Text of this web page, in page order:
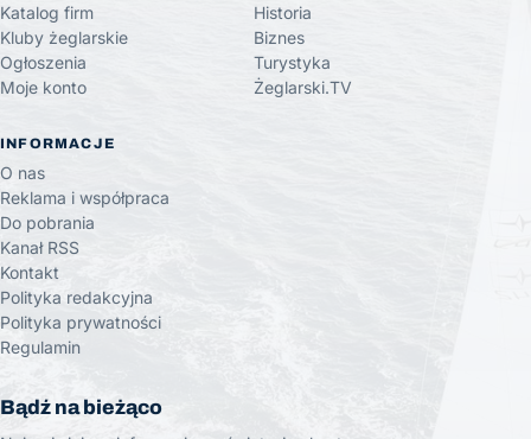
Katalog firm
Kluby żeglarskie
Ogłoszenia
Moje konto
Historia
Biznes
Turystyka
Żeglarski.TV
INFORMACJE
O nas
Reklama i współpraca
Do pobrania
Kanał RSS
Kontakt
Polityka redakcyjna
Polityka prywatności
Regulamin
Bądź na bieżąco